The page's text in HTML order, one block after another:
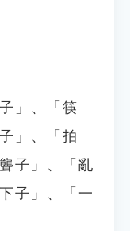
」、「筷
」、「拍
子」、「亂
子」、「一